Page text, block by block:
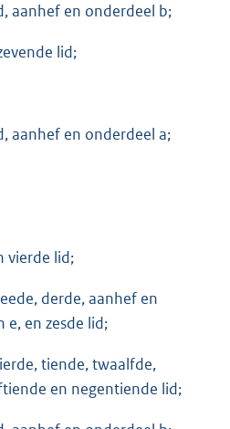
aanhef en onderdeel b;
lid;
aanhef en onderdeel a;
vierde lid;
derde, aanhef en
e, en zesde lid;
tiende, twaalfde,
en negentiende lid;